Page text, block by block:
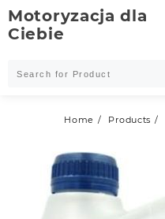
Skip
to
content
Motoryzacja dla
Ciebie
Home Products